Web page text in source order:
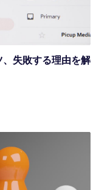
失敗する理由を解